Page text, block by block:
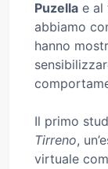
Puzella e al
abbiamo
hanno
Il primo
Tirreno,
virtuale